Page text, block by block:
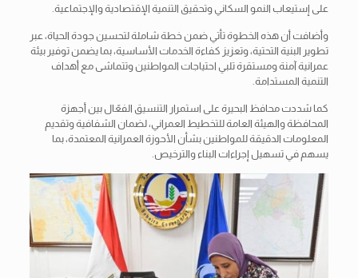
على إستيعاب النمو السكاني وتحقيق التنمية الإقتصادية والإجتماعية.
وأضافت أن هذه الخطوة تأتي ضمن خطة شاملة لتحسين جودة الحياة، عبر
تطوير البنية التحتية، وتعزيز كفاءة الخدمات الأساسية، بما يضمن توفير بيئة
عمرانية آمنة ومستقرة تلبي احتياجات المواطنين وتتماشى مع أهداف
التنمية المستدامة.
كما شددت محافظ البحيرة على استمرار التنسيق الفعّال بين أجهزة
المحافظة والهيئة العامة للتخطيط العمراني، لضمان الشفافية وتقديم
المعلومات الدقيقة للمواطنين بشأن الأحوزة العمرانية المعتمدة، بما
يسهم في تسهيل إجراءات البناء والترخيص.